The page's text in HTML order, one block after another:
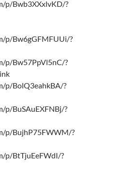
p/Bwb3XXxlvKD/?
p/Bw6gGFMFUUi/?
p/Bw57PpVl5nC/?
p/BolQ3eahkBA/?
p/BuSAuEXFNBj/?
p/BujhP75FWWM/?
p/BtTjuEeFWdI/?